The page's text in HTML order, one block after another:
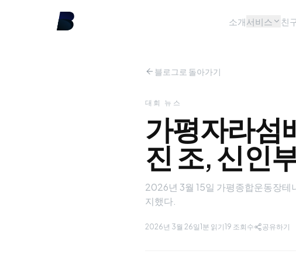
소개 서비스 친
블로그로 돌아가기
대회 뉴스
가평자라섬
진 조, 신인
2026년 3월 15일 가평종합운동장테
지했다.
2026년 3월 26일1분 읽기19 조회수 공유하기